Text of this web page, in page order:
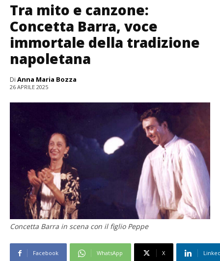
Tra mito e canzone:
Concetta Barra, voce
immortale della tradizione
napoletana
Di Anna Maria Bozza
26 APRILE 2025
Concetta Barra in scena con il figlio Peppe
Facebook WhatsApp X